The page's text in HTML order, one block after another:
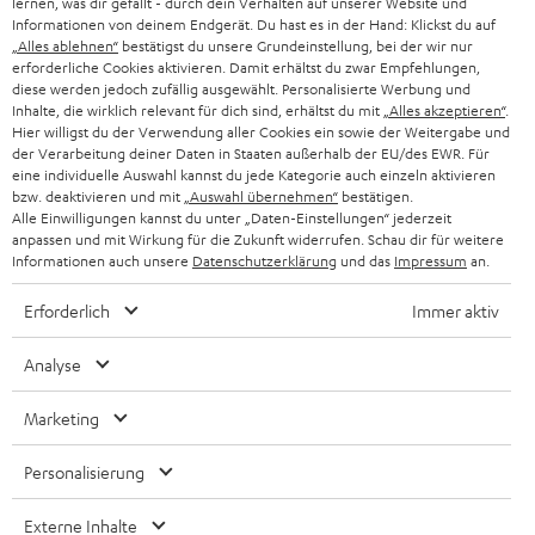
Mit dem 2-Kanal-DJ-Controller DDJ-400 DJ-Controller von Pioneer
ist es extrem einfach deine Mixe abzufeuern und die Stimmung
amtlich aufzuheizen
Das portable Pionieer XDJ-RR All-in-one-DJ-System macht dich zum
seriösen Musiklieferanten mit hohen Ansprüchen.
Mit dem Pioneer DJ-Mixer DJM-250MK2 kannst du intuitiv mixen
sowie scratchen und dabei höchste Klangqualität genießen.
Fazit: Was Einsteiger beim DJ-Equipment beachten
sollten
Ein DJ-Equipment für Anfänger und Einsteiger besteht aus Notebook,
(kostenloser) DJ-Software, Kopfhörer und einem Lautsprecher-System.
Wer kein Notebook zur Verfügung hat, kann mit DJ-Apps über
Smartphone und Tablet virtuell auflegen. DJ-Software und echte
Turntables können zu Beginn überfordernd wirken, daher geduldig üben
einen lizenzierten Anbieter streamst, bist du für private Gigs rechtlich
abgesichert.
Verwandte Themen in unserem Blog:
n
g
HIFI-LAUTSPRECHER
SMART HOME
BLUETOOTH-LAUTSPRECHER
KOPFHÖRER
BLUETOOTH-KOPFHÖRER
STEREOANLAGEN
LAUTSPRECHER
ULTIMA-SERIE
IN-EAR-KOPFHÖRER
FANSHOP
PRESSE & MARKETING
GESCHÄFTSKUNDEN
PARTNERPROGRAMM
BLOG
NEWSLETTER
ÖSTERREICH
SCHWEIZ
NIEDERLANDE
BELGIEN
FRANKREICH
POLEN
ITALIEN
Informationen von deinem Endgerät. Du hast es in der Hand: Klickst du auf
„Alles ablehnen“ bestätigst du unsere Grundeinstellung, bei der wir nur
erforderliche Cookies aktivieren. Damit erhältst du zwar Empfehlungen,
diese werden jedoch zufällig ausgewählt. Personalisierte Werbung und
Inhalte, die wirklich relevant für dich sind, erhältst du mit „Alles akzeptieren“.
Hier willigst du der Verwendung aller Cookies ein sowie der Weitergabe und
der Verarbeitung deiner Daten in Staaten außerhalb der EU/des EWR. Für
eine individuelle Auswahl kannst du jede Kategorie auch einzeln aktivieren
bzw. deaktivieren und mit „Auswahl übernehmen“ bestätigen.
Alle Einwilligungen kannst du unter „Daten-Einstellungen“ jederzeit
anpassen und mit Wirkung für die Zukunft widerrufen. Schau dir für weitere
Informationen auch unsere Datenschutzerklärung und das Impressum an.
Erforderlich Immer aktiv
Analyse
Marketing
Personalisierung
Externe Inhalte